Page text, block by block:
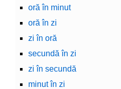
oră în minut
oră în zi
zi în oră
secundă în zi
zi în secundă
minut în zi